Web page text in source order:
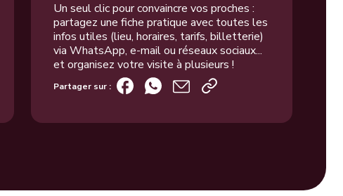
Un seul clic pour convaincre vos proches :
partagez une fiche pratique avec toutes les
infos utiles (lieu, horaires, tarifs, billetterie)
via WhatsApp, e-mail ou réseaux sociaux...
et organisez votre visite à plusieurs !
Partager sur :